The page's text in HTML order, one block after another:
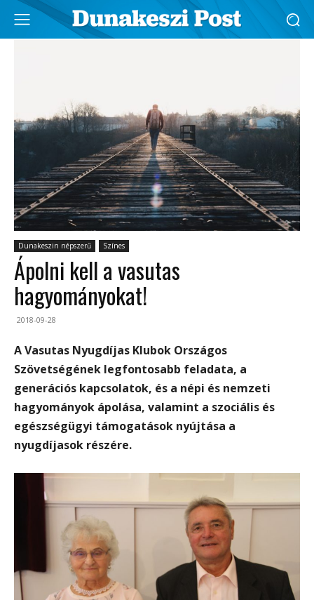
Dunakeszin népszerű Színes
Ápolni kell a vasutas
hagyományokat!
2018-09-28
A Vasutas Nyugdíjas Klubok Országos
Szövetségének legfontosabb feladata, a
generációs kapcsolatok, és a népi és nemzeti
hagyományok ápolása, valamint a szociális és
egészségügyi támogatások nyújtása a
nyugdíjasok részére.